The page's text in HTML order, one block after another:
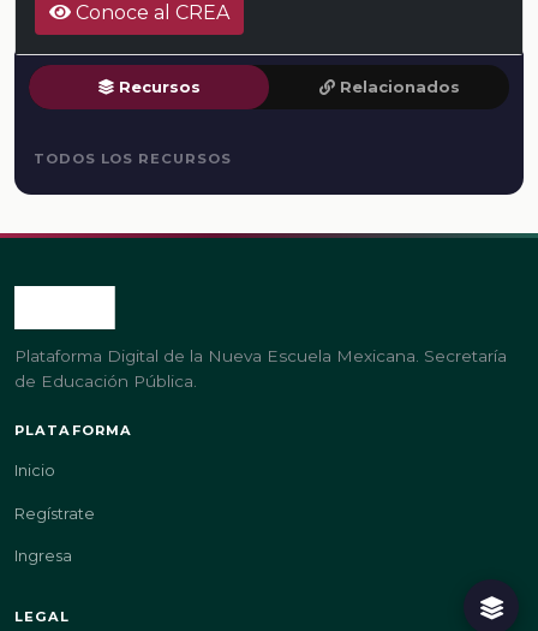
Conoce al CREA
Recursos Relacionados
TODOS LOS RECURSOS
Plataforma Digital de la Nueva Escuela Mexicana. Secretaría
de Educación Pública.
PLATAFORMA
Inicio
Regístrate
Ingresa
LEGAL